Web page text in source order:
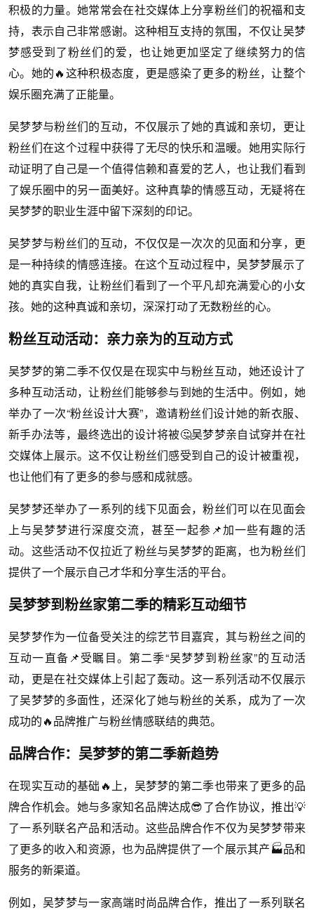
积极的力量。她常常会在社交媒体上分享粉丝们的祝福和支
持，表示自己非常感谢。这种相互支持的氛围，不仅让吴梦
梦感受到了粉丝们的爱，也让她更加坚定了继续努力的信
心。她的🔥这种积极态度，更是感染了更多的粉丝，让整个
娱乐圈充满了正能量。
吴梦梦与粉丝们的互动，不仅展示了她的真诚和亲切，更让
粉丝们在这个过程中获得了无尽的快乐和温暖。她用实际行
动证明了自己是一个值得信赖和喜爱的艺人，也让我们看到
了娱乐圈中的另一面美好。这种真挚的情感互动，无疑将在
吴梦梦的职业生涯中留下深刻的印记。
吴梦梦与粉丝们的互动，不仅仅是一次次的见面和分享，更
是一种持续的情感连接。在这个互动过程中，吴梦梦展示了
她的真实自我，让粉丝们看到了一个平凡却充满爱心的小女
孩。她的这种真诚和亲切，深深打动了无数粉丝的心。
粉丝互动活动：亲力亲为的互动方式
吴梦梦的第二季不仅仅是在现实中与粉丝互动，她还设计了
多种互动活动，让粉丝们能够参与到她的生活中。例如，她
举办了一次“粉丝设计大赛”，邀请粉丝们设计她的新衣服、
新手办法等，最终选出的设计将被🤔吴梦梦亲自试穿并在社
交媒体上展示。这不仅让粉丝们感受到自己的设计被重视，
也让他们有了更多的参与感和成就感。
吴梦梦还举办了一系列的线下见面会，粉丝们可以在见面会
上与吴梦梦进行深度交流，甚至一起参📌加一些有趣的活
动。这些活动不仅拉近了粉丝与吴梦梦的距离，也为粉丝们
提供了一个展示自己才华和分享生活的平台。
吴梦梦到粉丝家第二季的精彩互动细节
吴梦梦作为一位备受关注的综艺节目嘉宾，其与粉丝之间的
互动一直备📌受瞩目。第二季“吴梦梦到粉丝家”的互动活
动，更是在社交媒体上引起了轰动。这一系列活动不仅展示
了吴梦梦的多面性，还深化了她与粉丝的关系，成为了一次
成功的🔥品牌推广与粉丝情感联结的典范。
品牌合作：吴梦梦的第二季新趋势
在现实互动的基础🔥上，吴梦梦的第二季也带来了更多的品
牌合作机会。她与多家知名品牌达成😎了合作协议，推出💡
了一系列联名产品和活动。这些品牌合作不仅为吴梦梦带来
了更多的收入和资源，也为品牌提供了一个展示其产🏭品和
服务的新渠道。
例如，吴梦梦与一家高端时尚品牌合作，推出了一系列联名